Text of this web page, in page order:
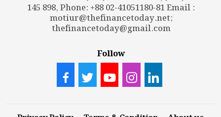
145 898, Phone: +88 02-41051180-81 Email :
motiur@thefinancetoday.net;
thefinancetoday@gmail.com
Follow